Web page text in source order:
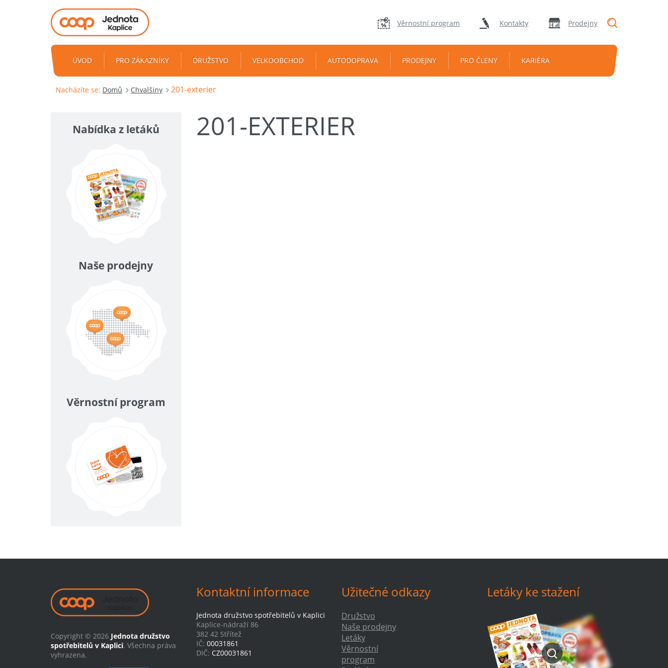
Věrnostní program Kontakty Prodejny
ÚVOD PRO ZÁKAZNÍKY DRUŽSTVO VELKOOBCHOD AUTODOPRAVA PRODEJNY PRO ČLENY KARIÉRA
Nacházíte se: Domů Chvalšiny 201-exterier
201-EXTERIER
Nabídka z letáků
Naše prodejny
Věrnostní program
Copyright © 2026 Jednota družstvo
spotřebitelů v Kaplici. Všechna práva
vyhrazena.
Kontaktní informace
Jednota družstvo spotřebitelů v Kaplici
Kaplice-nádraží 86
382 42 Střítež
IČ: 00031861
DIČ: CZ00031861
Užitečné odkazy
Družstvo
Naše prodejny
Letáky
Věrnostní
program
Letáky ke stažení